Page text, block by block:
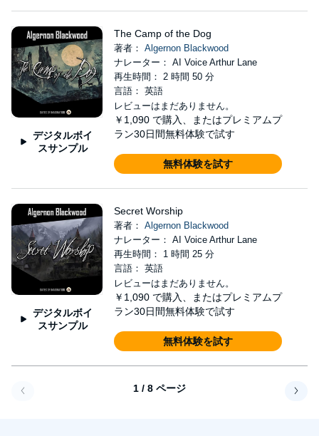
デジタルボイ
スサンプル
The Camp of the Dog
著者： Algernon Blackwood
ナレーター： AI Voice Arthur Lane
再生時間： 2 時間 50 分
言語： 英語
レビューはまだありません。
￥1,090 で購入、またはプレミアムプ
ラン30日間無料体験で試す
無料体験を試す
デジタルボイ
スサンプル
Secret Worship
著者： Algernon Blackwood
ナレーター： AI Voice Arthur Lane
再生時間： 1 時間 25 分
言語： 英語
レビューはまだありません。
￥1,090 で購入、またはプレミアムプ
ラン30日間無料体験で試す
無料体験を試す
1 / 8 ページ